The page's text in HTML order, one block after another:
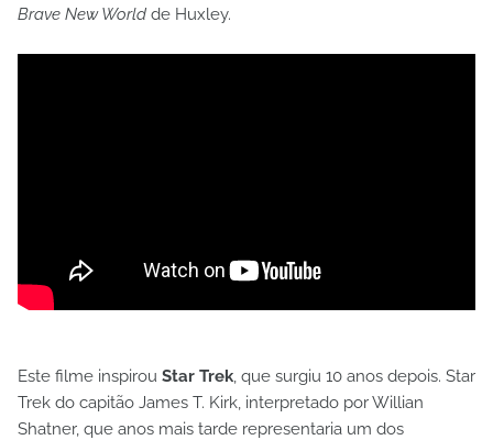
Brave New World de Huxley.
Este filme inspirou Star Trek, que surgiu 10 anos depois. Star
Trek do capitão James T. Kirk, interpretado por Willian
Shatner, que anos mais tarde representaria um dos